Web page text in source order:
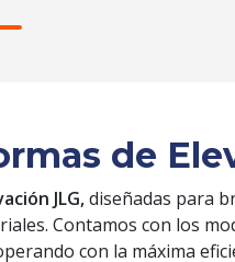
de
JLG,diseñadas para
Contamos con los
con la máxima